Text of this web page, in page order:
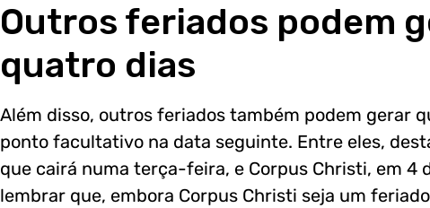
Outros feriados podem
quatro dias
Além disso, outros feriados também podem gerar
ponto facultativo na data seguinte. Entre eles,
que cairá numa terça-feira, e Corpus Christi, em 4
lembrar que, embora Corpus Christi seja um